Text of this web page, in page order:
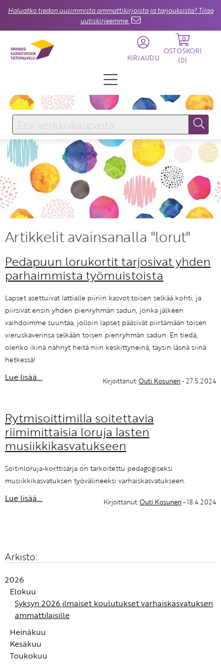
Haluatko tiedon uusimmista ammattikirjoista ja tarjouksista? Tilaa
uutiskirjeemme.
KIRJAUDU
0
OSTOSKORI
(0)
KIRJAUDU SISÄÄN
Käyttäjätunnus
Salasana
Unohtuiko salasana?
KIRJAUDU SISÄÄN
Etkö ole vielä Varhaiskasvatuksen Tietopalvelun
jäsen?
Artikkelit avainsanalla "lorut"
Pedapuun lorukortit tarjosivat yhden
parhaimmista työmuistoista
Lapset asettuivat lattialle piiriin kasvot toisen selkää kohti, ja
piirsivät ensin yhden pienryhmän sadun, jonka jälkeen
vaihdoimme suuntaa, jolloin lapset pääsivät piirtämään toisen
vieruskaverinsa selkään toisen pienryhmän sadun. En tiedä,
olenko ikinä nähnyt heitä niin keskittyneinä, täysin läsnä siinä
hetkessä!
Lue lisää... Kirjoittanut:Outi Kosunen - 27.5.2024
Rytmisoittimilla soitettavia
riimimittaisia loruja lasten
musiikkikasvatukseen
Soitinloruja-korttisarja on tarkoitettu pedagogiseksi
musiikkikasvatuksen työvälineeksi varhaiskasvatukseen.
Lue lisää... Kirjoittanut:Outi Kosunen - 18.4.2024
Arkisto:
2026
Elokuu
Syksyn 2026 ilmaiset koulutukset varhaiskasvatuksen
ammattilaisille
Heinäkuu
Jos kuvittelisimme itse työskentelevämme
toimimattomassa tiimissä seuraavat viisitoista vuotta,
Kesäkuu
Tiimin vuosi on ihanan selkeä työväline, jossa ei ole
Toukokuu